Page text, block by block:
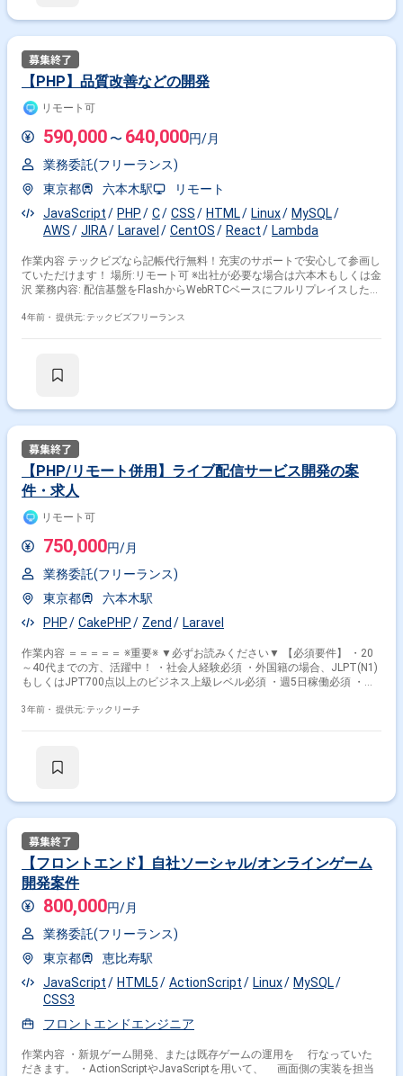
【PHP】品質改善などの開発
リモート可
590,000 〜 640,000円/月
業務委託(フリーランス)
東京都
六本木駅
リモート
JavaScript
PHP C CSS HTML Linux
MySQL
AWS
JIRA Laravel CentOS React Lambda
作業内容 テックビズなら記帳代行無料！充実のサポートで安心して参画し
ていただけます！ 場所:リモート可 ※出社が必要な場合は六本木もしくは金
沢 業務内容: 配信基盤をFlashからWebRTCベースにフルリプレイスしたば
しているサービスにメンバーと協力してアイデアを出し合いながら機能追
JSFW:React,Redux,Jest バージョン管理:GithubEnterprise CIツー
用した発信ができる ・ノウハウや悩みをオープンに相談・解決する ・新
技術の学習、試験的な運用/挑戦 ・新たな事業モデルへのキャッチアップ
など 備考: ・清算140-180h ※週5日〜OKの案件です！
4年前・ 提供元: テックビズフリーランス
【PHP/リモート併用】ライブ配信サービス開発の案
件・求人
リモート可
750,000円/月
業務委託(フリーランス)
東京都
六本木駅
PHP
CakePHP Zend Laravel
作業内容 ＝＝＝＝＝ ※重要※ ▼必ずお読みください▼ 【必須要件】 ・20
～40代までの方、活躍中！ ・社会人経験必須 ・外国籍の場合、JLPT(N1)
もしくはJPT700点以上のビジネス上級レベル必須 ・週5日稼働必須 ・エ
WebRTCベースにフルリプレイスしたばかりのサービスですが、まだまだ
リット】 ・現場の売上を支える、巨大なサービスの開発経験ができます
3年前・ 提供元: テックリーチ
【フロントエンド】自社ソーシャル/オンラインゲーム
開発案件
800,000円/月
業務委託(フリーランス)
東京都
恵比寿駅
JavaScript
HTML5 ActionScript Linux
MySQL
CSS3
フロントエンドエンジニア
作業内容 ・新規ゲーム開発、または既存ゲームの運用を 行なっていた
だきます。 ・ActionScriptやJavaScriptを用いて、 画面側の実装を担当